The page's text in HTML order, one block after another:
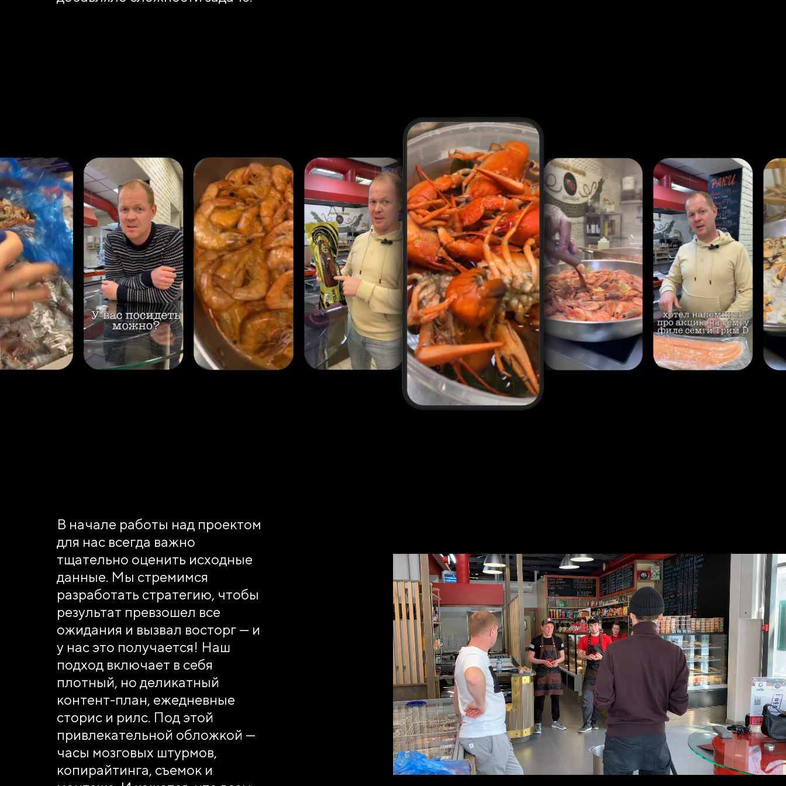
В начале работы над проектом
для нас всегда важно
тщательно оценить исходные
данные. Мы стремимся
разработать стратегию, чтобы
результат превзошел все
ожидания и вызвал восторг — и
у нас это получается! Наш
подход включает в себя
плотный, но деликатный
контент-план, ежедневные
сторис и рилс. Под этой
привлекательной обложкой —
часы мозговых штурмов,
копирайтинга, съемок и